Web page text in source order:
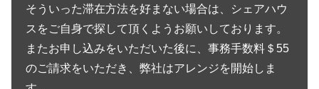
そういった滞在方法を好まない場合は、シェアハウ
スをご自身で探して頂くようお願いしております。
またお申し込みをいただいた後に、事務手数料＄55
のご請求をいただき、弊社はアレンジを開始しま